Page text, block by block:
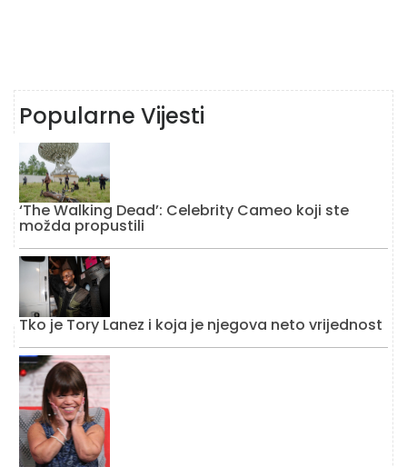
Popularne Vijesti
‘The Walking Dead’: Celebrity Cameo koji ste
možda propustili
Tko je Tory Lanez i koja je njegova neto vrijednost